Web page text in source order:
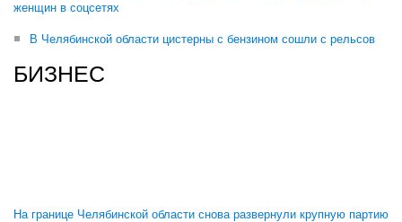
женщин в соцсетях
В Челябинской области цистерны с бензином сошли с рельсов
БИЗНЕС
На границе Челябинской области снова развернули крупную партию